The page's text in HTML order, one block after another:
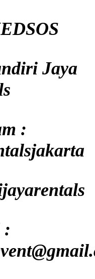
Jaya
:
: